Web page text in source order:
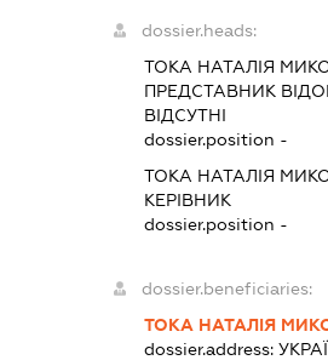
dossier.heads:
ТОКА НАТАЛІЯ
ПРЕДСТАВНИК
ВІДСУТНІ
dossier.position -
ТОКА НАТАЛІЯ
КЕРІВНИК
dossier.position -
dossier.beneficiaries:
ТОКА НАТАЛІЯ
dossier.address: